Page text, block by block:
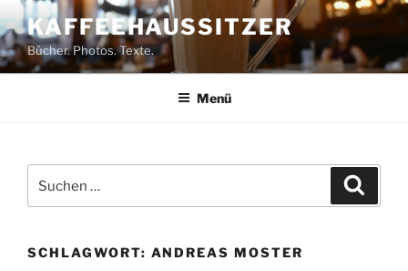
Zum
Inhalt
springen
KAFFEEHAUSSITZER
Bücher. Photos. Texte.
Menü
nach:
SCHLAGWORT: ANDREAS MOSTER